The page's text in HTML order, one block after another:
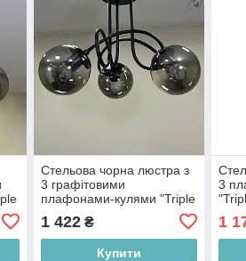
Стельова чорна люстра з
3 графітовими
плафонами-кулями "Triple
Glow "(52-9903-3 BK+BK)
1 422₴
Купити
3
1